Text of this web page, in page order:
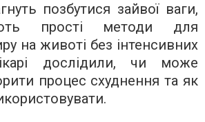
позбутися зайвої ваги,
прості методи для
на животі без інтенсивних
дослідили, чи може
процес схуднення та як